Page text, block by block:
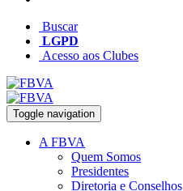
Buscar
LGPD
Acesso aos Clubes
Toggle navigation
A FBVA
Quem Somos
Presidentes
Diretoria e Conselhos